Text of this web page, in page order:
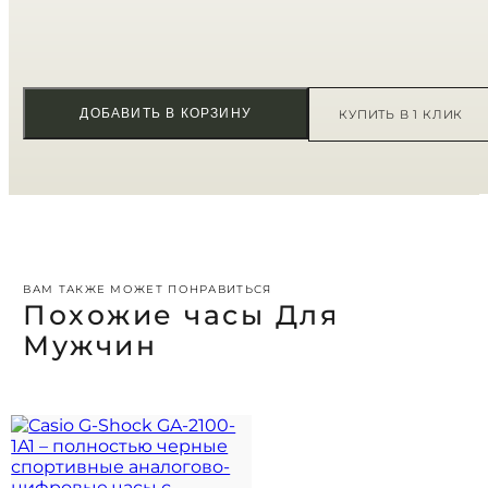
ДОБАВИТЬ В КОРЗИНУ КУПИТЬ В 1 КЛИК
ВАМ ТАКЖЕ МОЖЕТ ПОНРАВИТЬСЯ
Похожие часы Для
Мужчин